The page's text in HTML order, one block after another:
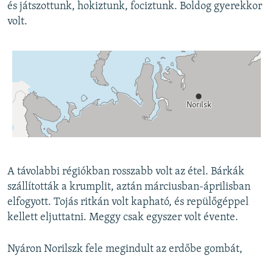
és játszottunk, hokiztunk, fociztunk. Boldog gyerekkor
volt.
A távolabbi régiókban rosszabb volt az étel. Bárkák
szállították a krumplit, aztán márciusban-áprilisban
elfogyott. Tojás ritkán volt kapható, és repülőgéppel
kellett eljuttatni. Meggy csak egyszer volt évente.
Nyáron Norilszk fele megindult az erdőbe gombát,